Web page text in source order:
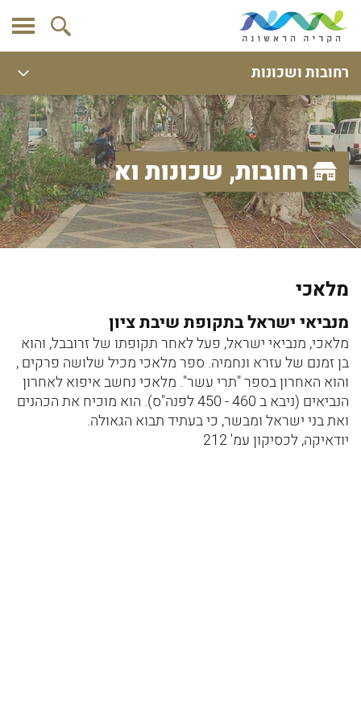
רחובות ושכונות
רחובות, שכונות ואתרים
מלאכי
מנביאי ישראל בתקופת שיבת ציון
מלאכי, מנביאי ישראל, פעל לאחר תקופתו של זרובבל, והוא
בן זמנם של עזרא ונחמיה. ספר מלאכי מכיל שלושה פרקים ,
והוא האחרון בספר "תרי עשר". מלאכי נחשב איפוא לאחרון
הנביאים (ניבא ב 460 - 450 לפנה"ס). הוא מוכיח את הכהנים
ואת בני ישראל ומבשר, כי בעתיד תבוא הגאולה.
יודאיקה, לכסיקון עמ' 212